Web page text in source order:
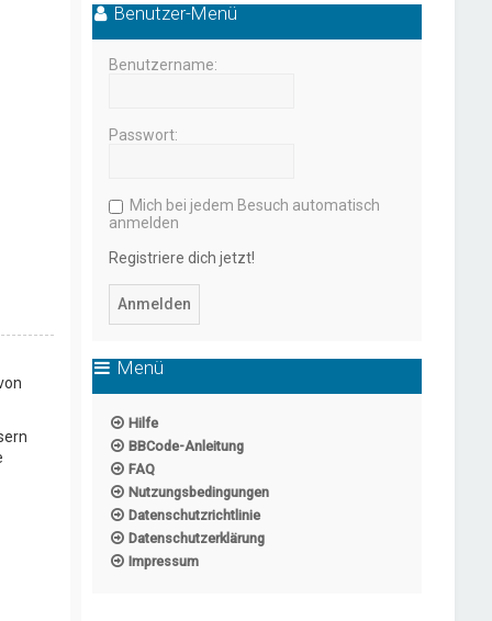
Benutzer-Menü
Benutzername:
Passwort:
Mich bei jedem Besuch automatisch
anmelden
Registriere dich jetzt!
Menü
Hilfe
BBCode-Anleitung
FAQ
Nutzungsbedingungen
Datenschutzrichtlinie
Datenschutzerklärung
Impressum